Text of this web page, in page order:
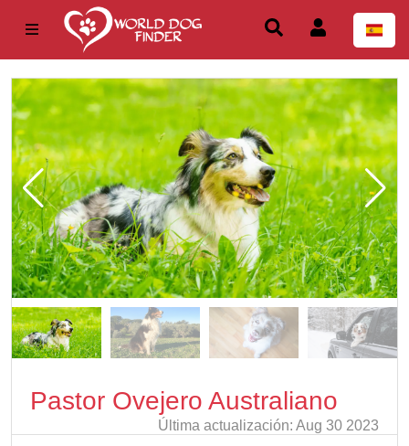
Pastor Ovejero Australiano
Última actualización: Aug 30 2023